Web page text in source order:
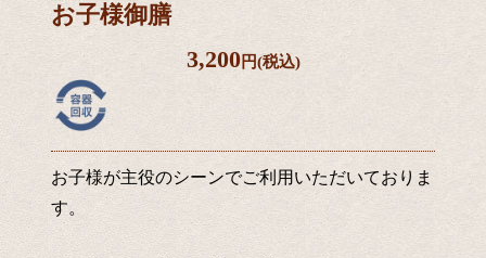
お子様御膳
3,200円(税込)
お子様が主役のシーンでご利用いただいておりま
す。